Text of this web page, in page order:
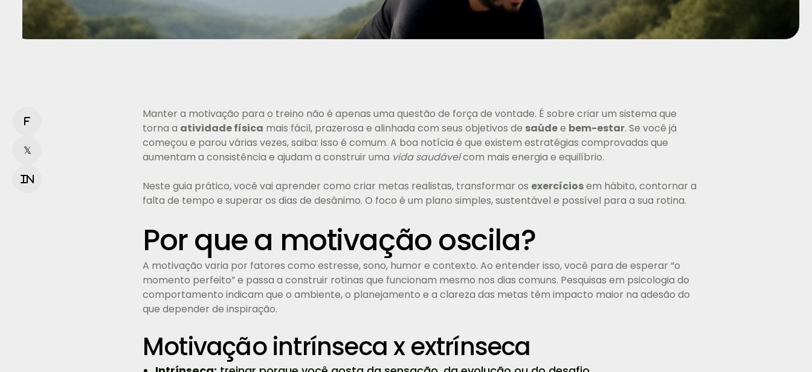
f
𝕏
in
Manter a motivação para o treino não é apenas uma questão de força de vontade. É sobre criar um sistema que
torna a atividade física mais fácil, prazerosa e alinhada com seus objetivos de saúdee bem-estar. Se você já
começou e parou várias vezes, saiba: isso é comum. A boa notícia é que existem estratégias comprovadas que
aumentam a consistência e ajudam a construir uma vida saudávelcom mais energia e equilíbrio.
Neste guia prático, você vai aprender como criar metas realistas, transformar os exercíciosem hábito, contornar a
falta de tempo e superar os dias de desânimo. O foco é um plano simples, sustentável e possível para a sua rotina.
Por que a motivação oscila?
A motivação varia por fatores como estresse, sono, humor e contexto. Ao entender isso, você para de esperar “o
momento perfeito” e passa a construir rotinas que funcionam mesmo nos dias comuns. Pesquisas em psicologia do
comportamento indicam que o ambiente, o planejamento e a clareza das metas têm impacto maior na adesão do
que depender de inspiração.
Motivação intrínseca x extrínseca